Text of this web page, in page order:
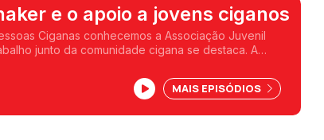
e o apoio a jovens ciganos
Ciganas conhecemos a Associação Juvenil
junto da comunidade cigana se destaca. A
MAIS EPISÓDIOS